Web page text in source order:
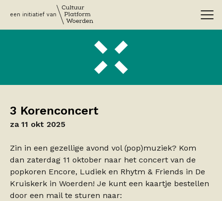
een initiatief van
3 Korenconcert
za 11 okt 2025
Zin in een gezellige avond vol (pop)muziek? Kom
dan zaterdag 11 oktober naar het concert van de
popkoren Encore, Ludiek en Rhytm & Friends in De
Kruiskerk in Woerden! Je kunt een kaartje bestellen
door een mail te sturen naar: